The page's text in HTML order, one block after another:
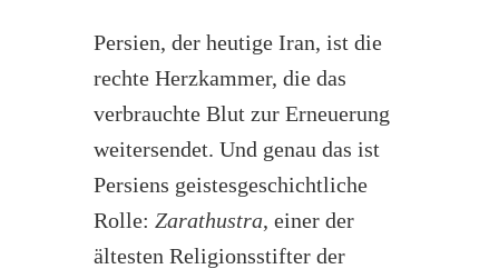
Persien, der heutige Iran, ist die
rechte Herzkammer, die das
verbrauchte Blut zur Erneuerung
weitersendet. Und genau das ist
Persiens geistesgeschichtliche
Rolle: Zarathustra, einer der
ältesten Religionsstifter der